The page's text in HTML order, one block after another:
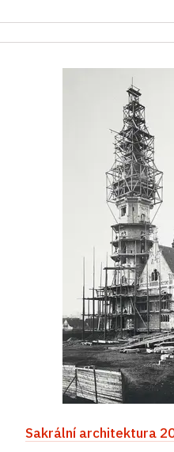
Sakrální architektura